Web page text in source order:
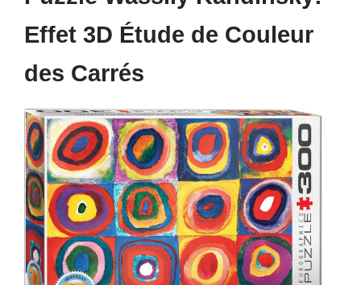
Effet 3D Étude de Couleur
des Carrés